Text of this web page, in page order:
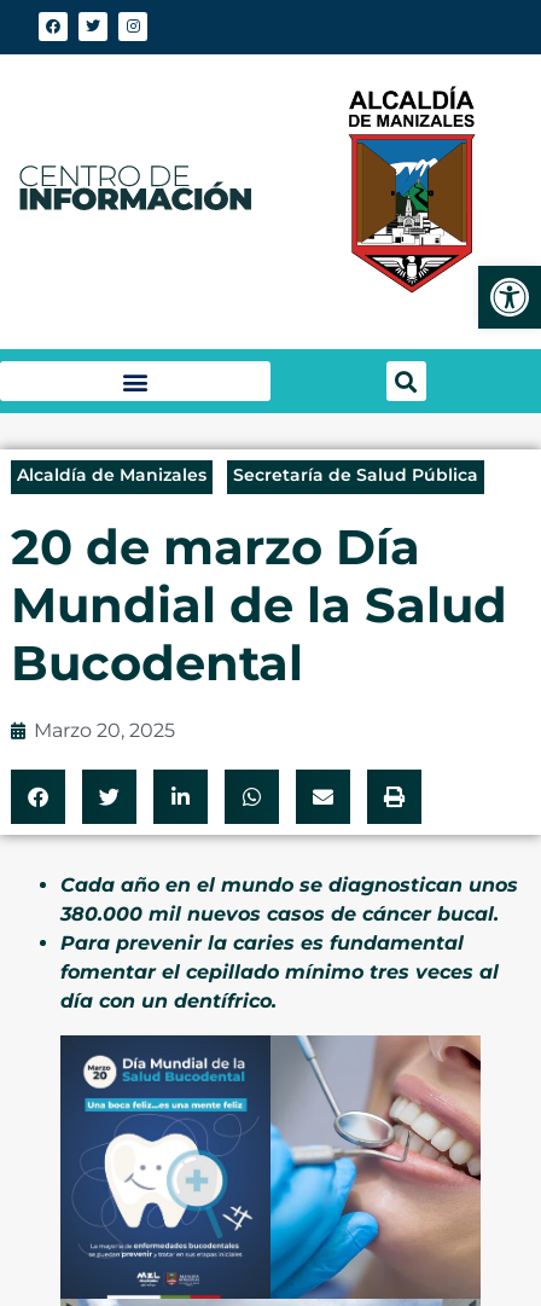
Alcaldía de Manizales Secretaría de Salud Pública
20 de marzo Día
Mundial de la Salud
Bucodental
Marzo 20, 2025
Cada año en el mundo se diagnostican unos
380.000 mil nuevos casos de cáncer bucal.
Para prevenir la caries es fundamental
fomentar el cepillado mínimo tres veces al
día con un dentífrico.